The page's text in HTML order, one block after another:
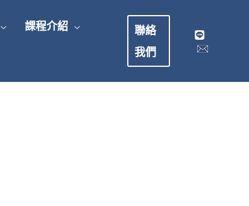
課程介紹
聯絡
我們